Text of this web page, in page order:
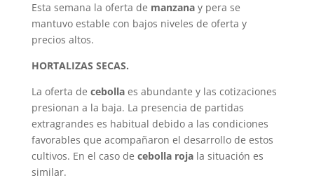
Esta semana la oferta de manzanay pera se
mantuvo estable con bajos niveles de oferta y
precios altos.
HORTALIZAS SECAS.
La oferta de cebollaes abundante y las cotizaciones
presionan a la baja. La presencia de partidas
extragrandes es habitual debido a las condiciones
favorables que acompañaron el desarrollo de estos
cultivos. En el caso de cebolla rojala situación es
similar.